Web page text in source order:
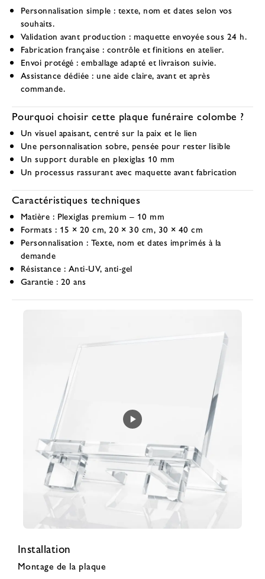
Personnalisation simple : texte, nom et dates selon vos
souhaits.
Validation avant production : maquette envoyée sous 24 h.
Fabrication française : contrôle et finitions en atelier.
Envoi protégé : emballage adapté et livraison suivie.
Assistance dédiée : une aide claire, avant et après
commande.
Pourquoi choisir cette plaque funéraire colombe ?
Un visuel apaisant, centré sur la paix et le lien
Une personnalisation sobre, pensée pour rester lisible
Un support durable en plexiglas 10 mm
Un processus rassurant avec maquette avant fabrication
Caractéristiques techniques
Matière : Plexiglas premium – 10 mm
Formats : 15 × 20 cm, 20 × 30 cm, 30 × 40 cm
Personnalisation : Texte, nom et dates imprimés à la
demande
Résistance : Anti-UV, anti-gel
Garantie : 20 ans
Installation
Montage de la plaque